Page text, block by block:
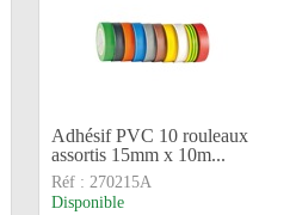
Adhésif PVC 10 rouleaux
assortis 15mm x 10m...
Réf : 270215A
Disponible